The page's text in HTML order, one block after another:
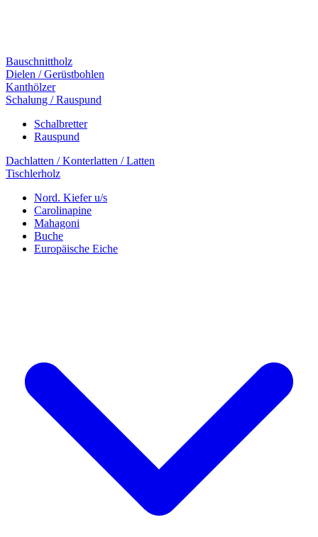
Bauschnittholz
Dielen / Gerüstbohlen
Kanthölzer
Schalung / Rauspund
Schalbretter
Rauspund
Dachlatten / Konterlatten / Latten
Tischlerholz
Nord. Kiefer u/s
Carolinapine
Mahagoni
Buche
Europäische Eiche